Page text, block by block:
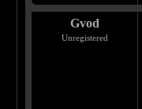
Gvod
Unregistered